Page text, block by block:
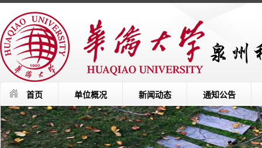
首页 单位概况 新闻动态 通知公告